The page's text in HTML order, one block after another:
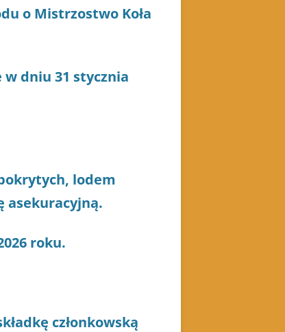
o Mistrzostwo Koła
dniu 31 stycznia
lodem
asekuracyjną.
roku.
członkowską